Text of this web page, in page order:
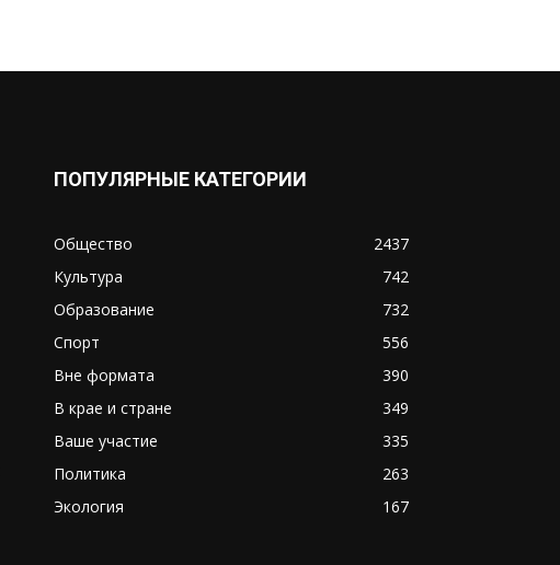
ПОПУЛЯРНЫЕ КАТЕГОРИИ
Общество
2437
Культура
742
Образование
732
Спорт
556
Вне формата
390
В крае и стране
349
Ваше участие
335
Политика
263
Экология
167